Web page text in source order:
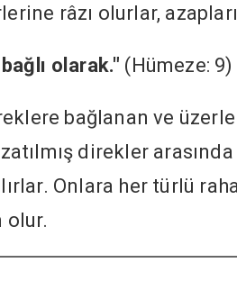
râzı olurlar,
olarak." (Hümeze: 9)
bağlanan ve
direkler arasında
Onlara her türlü
olur.